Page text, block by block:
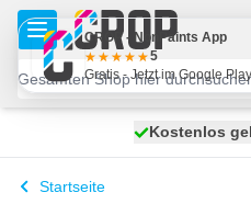
Zum Inhalt springen
Kostenlos
100 Tage
Startseite
CROP - NonPaints App
5
Gratis - Jetzt im Google Play